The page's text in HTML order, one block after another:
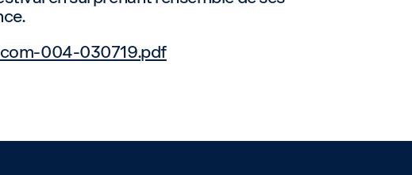
004-030719.pdf